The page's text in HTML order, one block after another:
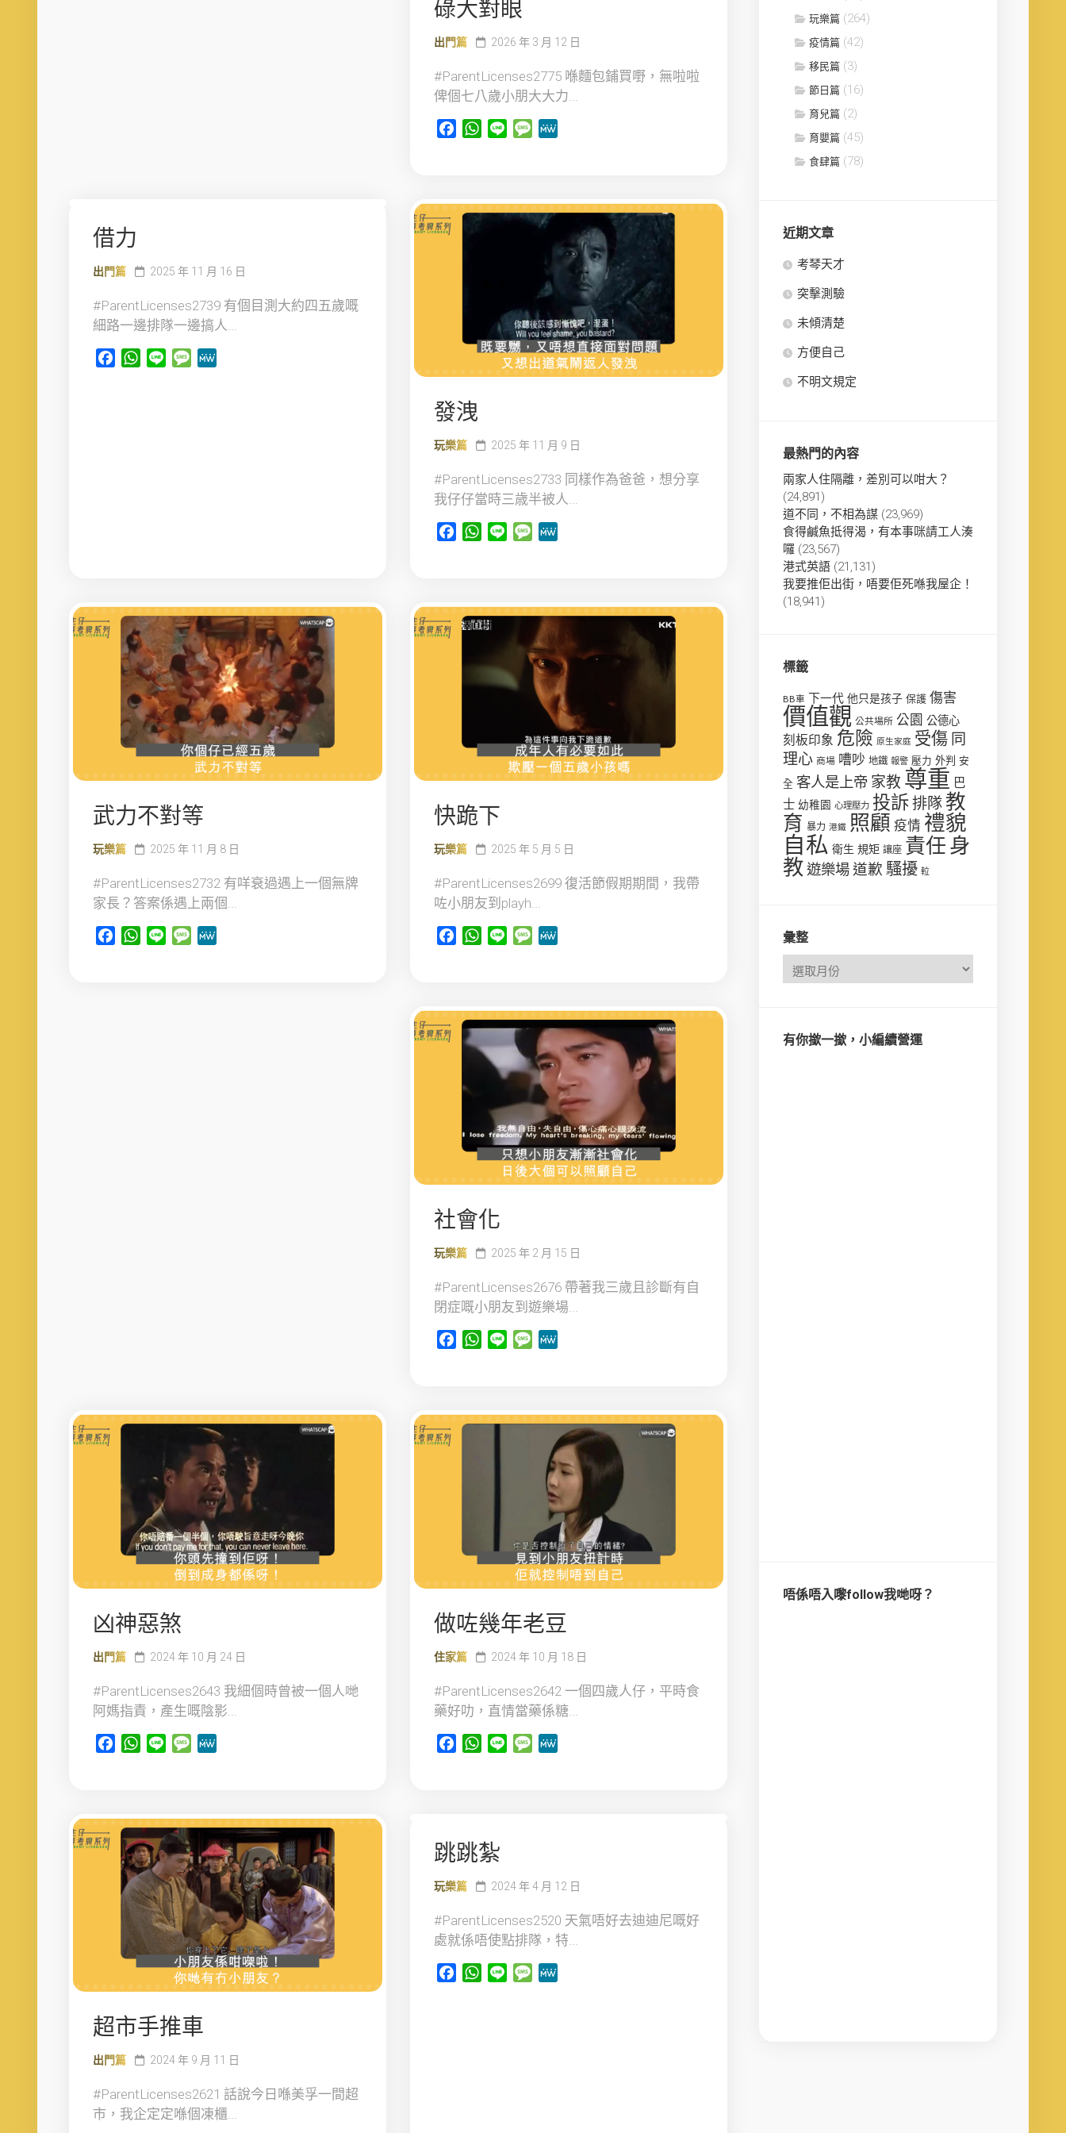
碌大對眼
出門篇 2026 年 3 月 12 日
#ParentLicenses2775 喺麵包鋪買嘢，無啦啦
俾個七八歲小朋大大力...
FacebookWhatsApp
Line Message
借力
出門篇 2025 年 11 月 16 日
#ParentLicenses2739 有個目測大約四五歲嘅
細路一邊排隊一邊搞人...
FacebookWhatsApp
Line Message
發洩
玩樂篇 2025 年 11 月 9 日
#ParentLicenses2733 同樣作為爸爸，想分享
我仔仔當時三歳半被人...
FacebookWhatsApp
Line Message
武力不對等
玩樂篇 2025 年 11 月 8 日
#ParentLicenses2732 有咩衰過遇上一個無牌
家長？答案係遇上兩個...
FacebookWhatsApp
Line Message
快跪下
玩樂篇 2025 年 5 月 5 日
#ParentLicenses2699 復活節假期期間，我帶
咗小朋友到playh...
FacebookWhatsApp
Line Message
社會化
玩樂篇 2025 年 2 月 15 日
#ParentLicenses2676 帶著我三歲且診斷有自
閉症嘅小朋友到遊樂場...
FacebookWhatsApp
Line Message
凶神惡煞
出門篇 2024 年 10 月 24 日
#ParentLicenses2643 我細個時曾被一個人哋
阿媽指責，產生嘅陰影...
FacebookWhatsApp
Line Message
做咗幾年老豆
住家篇 2024 年 10 月 18 日
#ParentLicenses2642 一個四歲人仔，平時食
藥好叻，直情當藥係糖...
FacebookWhatsApp
Line Message
超市手推車
出門篇 2024 年 9 月 11 日
#ParentLicenses2621 話說今日喺美孚一間超
市，我企定定喺個凍櫃...
跳跳紮
玩樂篇 2024 年 4 月 12 日
#ParentLicenses2520 天氣唔好去迪迪尼嘅好
處就係唔使點排隊，特...
FacebookWhatsApp
Line Message
玩樂篇 (264)
疫情篇 (42)
移民篇 (3)
節日篇 (16)
育兒篇 (2)
育嬰篇 (45)
食肆篇 (78)
近期文章
考琴天才
突擊測驗
未傾清楚
方便自己
不明文規定
最熱門的內容
兩家人住隔離，差別可以咁大？
(24,891)
道不同，不相為謀 (23,969)
食得鹹魚抵得渴，有本事咪請工人湊
囉 (23,567)
港式英語 (21,131)
我要推佢出街，唔要佢死喺我屋企！
(18,941)
標籤
BB車 下一代 他只是孩子 保護 傷害
價值觀 公共場所 公園 公德心
刻板印象 危險 原生家庭 受傷 同
理心 商場 嘈吵 地鐵 報警 壓力 外判 安
全 客人是上帝 家教 尊重 巴
士 幼稚園 心理壓力 投訴排隊 教
育 暴力 港鐵 照顧 疫情 禮貌
自私 衛生 規矩 讓座 責任 身
教遊樂場道歉 騷擾 𨋢
彙整
有你撳一撳，小編續營運
唔係唔入嚟follow我哋呀？